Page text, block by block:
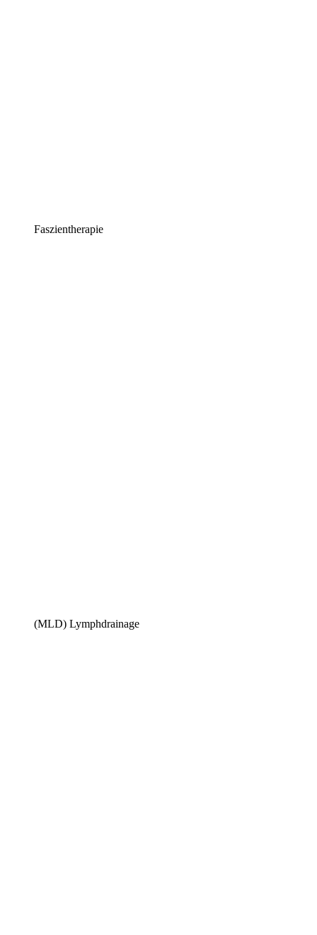
Faszientherapie​
(MLD) Lymphdrainage​